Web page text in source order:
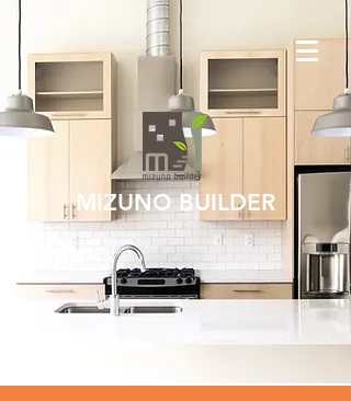
MIZUNO BUILDER